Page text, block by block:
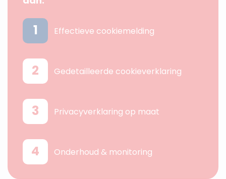
1 Effectieve cookiemelding
2 Gedetailleerde cookieverklaring
3 Privacyverklaring op maat
4 Onderhoud & monitoring